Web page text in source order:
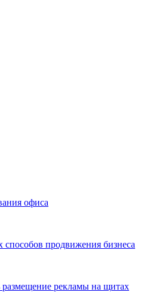
офиса
продвижения бизнеса
рекламы на щитах